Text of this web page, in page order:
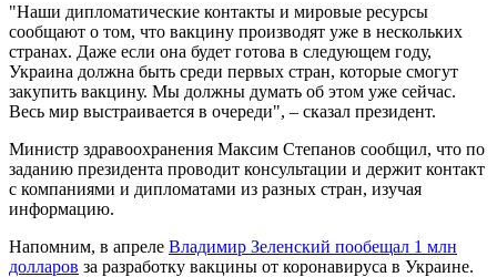
"Наши дипломатические контакты и мировые ресурсы
сообщают о том, что вакцину производят уже в нескольких
странах. Даже если она будет готова в следующем году,
Украина должна быть среди первых стран, которые смогут
закупить вакцину. Мы должны думать об этом уже сейчас.
Весь мир выстраивается в очереди", – сказал президент.
Министр здравоохранения Максим Степанов сообщил, что по
заданию президента проводит консультации и держит контакт
с компаниями и дипломатами из разных стран, изучая
информацию.
Напомним, в апреле Владимир Зеленский пообещал 1 млн
долларов за разработку вакцины от коронавируса в Украине.